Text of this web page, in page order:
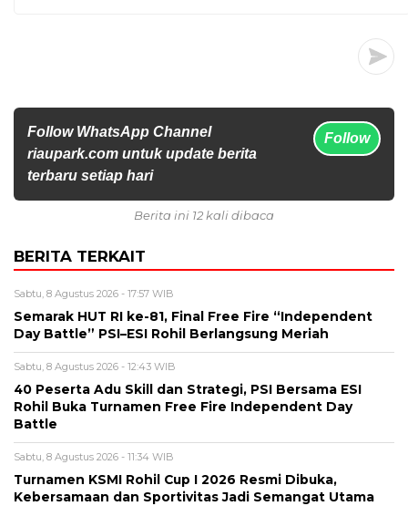
Follow WhatsApp Channel
riaupark.com untuk update berita
terbaru setiap hari
Follow
Berita ini 12 kali dibaca
BERITA TERKAIT
Sabtu, 8 Agustus 2026 - 17:57 WIB
Semarak HUT RI ke-81, Final Free Fire “Independent
Day Battle” PSI–ESI Rohil Berlangsung Meriah
Sabtu, 8 Agustus 2026 - 12:43 WIB
40 Peserta Adu Skill dan Strategi, PSI Bersama ESI
Rohil Buka Turnamen Free Fire Independent Day
Battle
Sabtu, 8 Agustus 2026 - 11:34 WIB
Turnamen KSMI Rohil Cup I 2026 Resmi Dibuka,
Kebersamaan dan Sportivitas Jadi Semangat Utama